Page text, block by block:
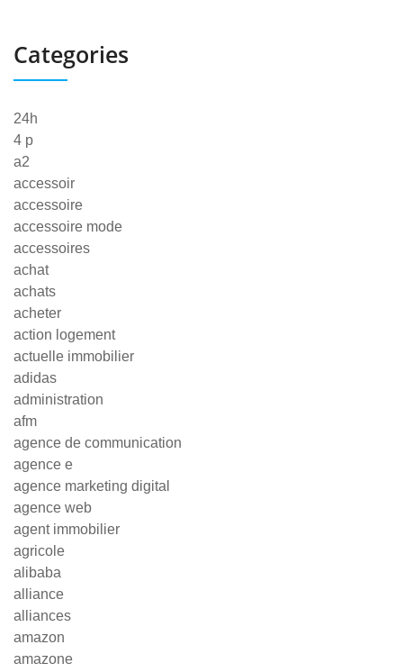
Categories
24h
4 p
a2
accessoir
accessoire
accessoire mode
accessoires
achat
achats
acheter
action logement
actuelle immobilier
adidas
administration
afm
agence de communication
agence e
agence marketing digital
agence web
agent immobilier
agricole
alibaba
alliance
alliances
amazon
amazone